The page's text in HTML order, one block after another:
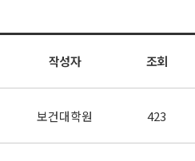
작성자 조회
보건대학원 423